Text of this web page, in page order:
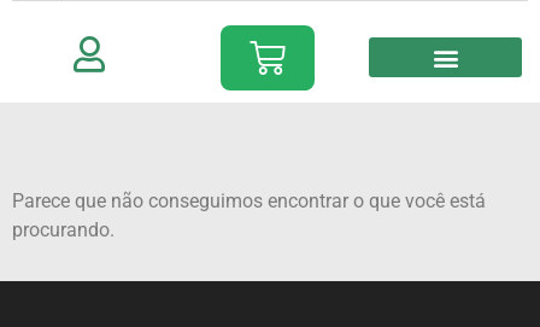
Parece que não conseguimos encontrar o que você está
procurando.